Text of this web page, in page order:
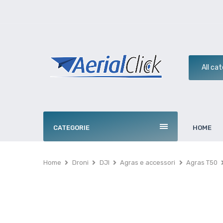
CATEGORIE HOME
Home Droni DJI Agras e accessori Agras T50